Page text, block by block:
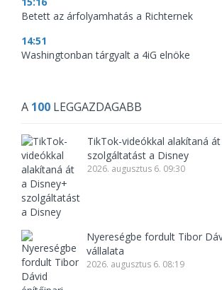
Betett az árfolyamhatás a Richternek
14:51
Washingtonban tárgyalt a 4iG elnöke
A 100 LEGGAZDAGABB
TikTok-videókkal alakítaná
szolgáltatást a Disney
2026. augusztus 6. 09:30
Nyereségbe fordult Tibor
vállalata
2026. augusztus 6. 08:19